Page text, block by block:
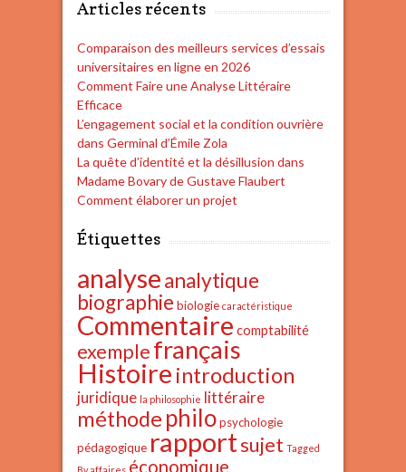
Articles récents
Comparaison des meilleurs services d’essais
universitaires en ligne en 2026
Comment Faire une Analyse Littéraire
Efficace
L’engagement social et la condition ouvrière
dans Germinal d’Émile Zola
La quête d’identité et la désillusion dans
Madame Bovary de Gustave Flaubert
Comment élaborer un projet
Étiquettes
analyseanalytique
biographie biologie caractéristique
Commentaire comptabilité
exemplefrançais
Histoire introduction
juridique la philosophie littéraire
méthode philo psychologie
pédagogique rapportsujet Tagged
économique